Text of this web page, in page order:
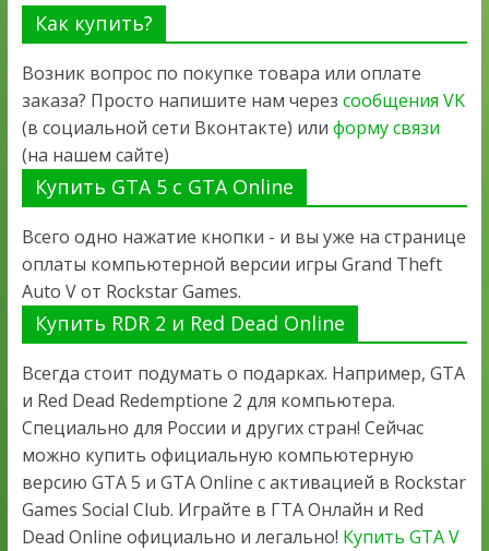
Как купить?
Возник вопрос по покупке товара или оплате
заказа? Просто напишите нам через сообщения VK
(в социальной сети Вконтакте) или форму связи
(на нашем сайте)
Купить GTA 5 с GTA Online
Всего одно нажатие кнопки - и вы уже на странице
оплаты компьютерной версии игры Grand Theft
Auto V от Rockstar Games.
Купить RDR 2 и Red Dead Online
Всегда стоит подумать о подарках. Например, GTA
и Red Dead Redemptione 2 для компьютера.
Специально для России и других стран! Сейчас
можно купить официальную компьютерную
версию GTA 5 и GTA Online с активацией в Rockstar
Games Social Club. Играйте в ГТА Онлайн и Red
Dead Online официально и легально! Купить GTA V